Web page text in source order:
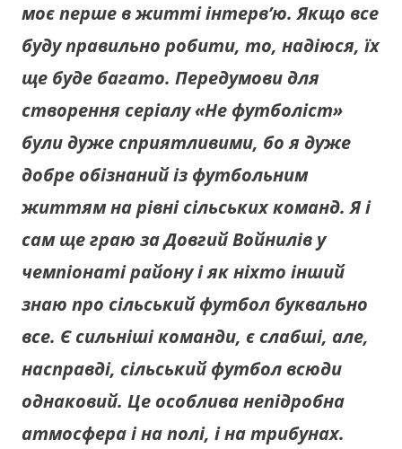
моє перше в житті інтерв’ю. Якщо все
буду правильно робити, то, надіюся, їх
ще буде багато. Передумови для
створення серіалу «Не футболіст»
були дуже сприятливими, бо я дуже
добре обізнаний із футбольним
життям на рівні сільських команд. Я і
сам ще граю за Довгий Войнилів у
чемпіонаті району і як ніхто інший
знаю про сільський футбол буквально
все. Є сильніші команди, є слабші, але,
насправді, сільський футбол всюди
однаковий. Це особлива непідробна
атмосфера і на полі, і на трибунах.